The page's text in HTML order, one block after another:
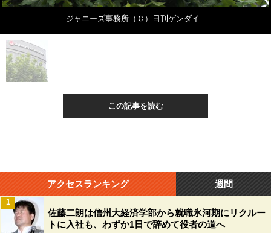
ジャニーズ事務所（Ｃ）日刊ゲンダイ
この記事を読む
アクセスランキング 週間
佐藤二朗は信州大経済学部から就職氷河期にリクルー
トに入社も、わずか1日で辞めて役者の道へ
1